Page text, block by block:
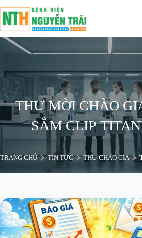
đến
phần
nội
dung
THƯ MỜI CHÀO
SẮM CLIP
TRANG CHỦ TIN TỨC THƯ CHÀO GIÁ